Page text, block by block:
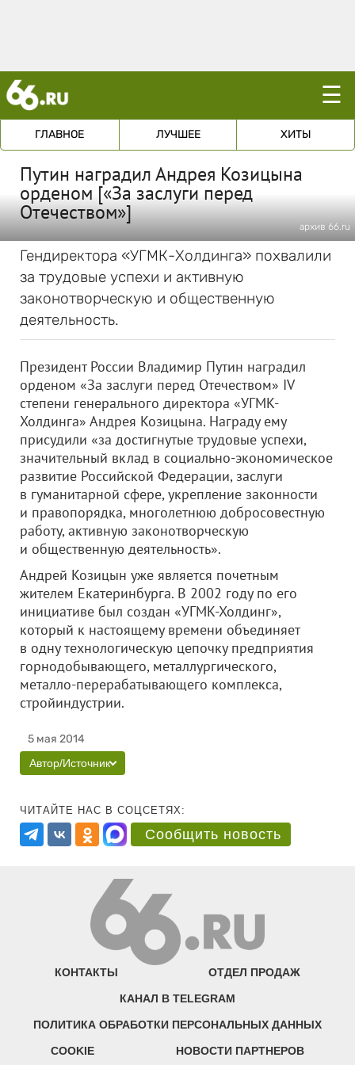
☰
ГЛАВНОЕ ЛУЧШЕЕ ХИТЫ
Путин наградил Андрея Козицына
орденом [«За заслуги перед
Отечеством»]
архив 66.ru
Гендиректора «УГМК-Холдинга» похвалили
за трудовые успехи и активную
законотворческую и общественную
деятельность.
Президент России Владимир Путин наградил
орденом «За заслуги перед Отечеством» IV
степени генерального директора «УГМК-
Холдинга» Андрея Козицына. Награду ему
присудили «за достигнутые трудовые успехи,
значительный вклад в социально-экономическое
развитие Российской Федерации, заслуги
в гуманитарной сфере, укрепление законности
и правопорядка, многолетнюю добросовестную
работу, активную законотворческую
и общественную деятельность».
Андрей Козицын уже является почетным
жителем Екатеринбурга. В 2002 году по его
инициативе был создан «УГМК-Холдинг»,
который к настоящему времени объединяет
в одну технологическую цепочку предприятия
горнодобывающего, металлургического,
металло-перерабатывающего комплекса,
стройиндустрии.
5 мая 2014
Автор/Источник
ЧИТАЙТЕ НАС В СОЦСЕТЯХ:
Сообщить новость
КОНТАКТЫ ОТДЕЛ ПРОДАЖ
КАНАЛ В TELEGRAM
ПОЛИТИКА ОБРАБОТКИ ПЕРСОНАЛЬНЫХ ДАННЫХ
COOKIE НОВОСТИ ПАРТНЕРОВ